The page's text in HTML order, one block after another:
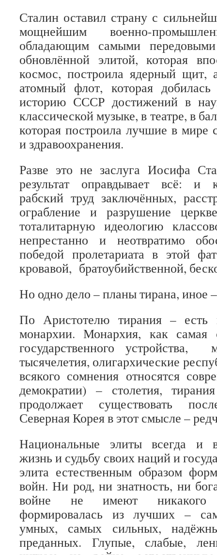
Сталин оставил страну с
мощнейшим военно-
обладающим самыми передовыми
обновлённой элитой, которая
космос, построила ядерный щит,
атомный флот, которая
историю СССР достижений в
классической музыке, в театре, в
которая построила лучшие в мире
и здравоохранения.
Разве это не заслуга Иосифа
результат оправдывает всё: и
рабский труд заключённых,
ограбление и разрушение
тоталитарную идеологию
непрестанно и неотвратимо
победой пролетариата в этой
кровавой, братоубийственной,
Но одно дело – планы тирана, иное
По Аристотелю тирания – есть
монархии. Монархия, как самая
государственного устройства,
тысячелетия, олигархические
всякого сомнения относятся
демократии) – столетия,
продолжает существовать
Северная Корея в этот смысле –
Национальные элиты всегда и
жизнь и судьбу своих наций и
элита естественным образом
войн. Ни род, ни знатность, ни
войне не имеют никакого
формировалась из лучших –
умных, самых сильных,
преданных. Глупые, слабые,